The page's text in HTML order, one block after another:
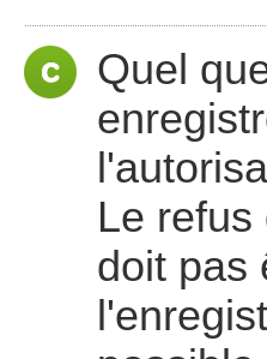
Quel
Le
doit pas